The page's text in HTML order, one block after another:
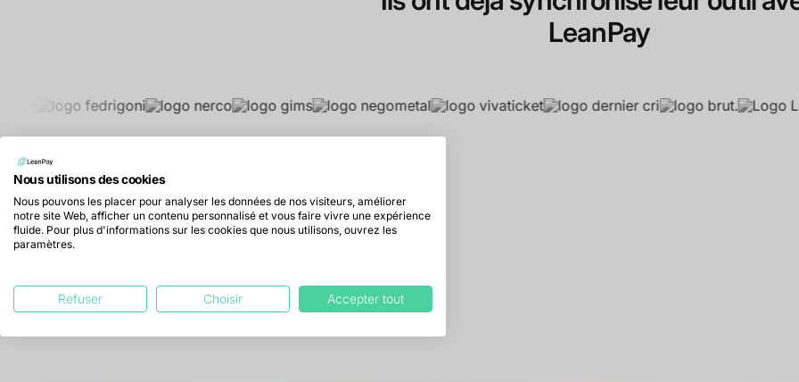
LeanPay
Nous utilisons des cookies
Nous pouvons les placer pour analyser les données de nos visiteurs, améliorer
notre site Web, afficher un contenu personnalisé et vous faire vivre une expérience
fluide. Pour plus d'informations sur les cookies que nous utilisons, ouvrez les
paramètres.
Refuser Choisir Accepter tout